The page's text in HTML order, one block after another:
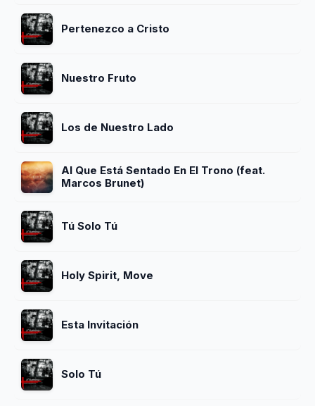
Pertenezco a Cristo
Nuestro Fruto
Los de Nuestro Lado
Al Que Está Sentado En El Trono (feat.
Marcos Brunet)
Tú Solo Tú
Holy Spirit, Move
Esta Invitación
Solo Tú